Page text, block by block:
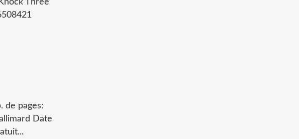
Three
de pages:
Date